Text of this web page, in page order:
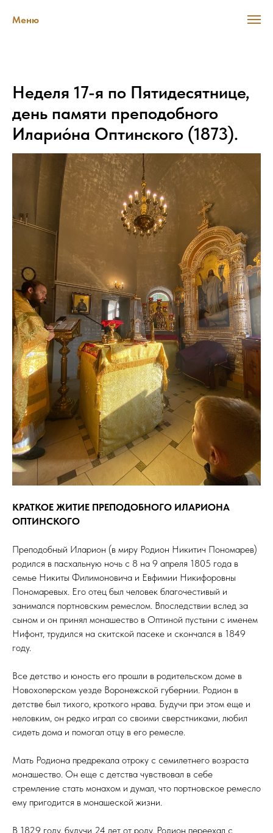
Меню
Неделя 17-я по Пятидесятнице,
день памяти преподобного
Иларио́на Оптинского (1873).
КРАТКОЕ ЖИТИЕ ПРЕПОДОБНОГО ИЛАРИОНА
ОПТИНСКОГО
Преподобный Иларион (в миру Родион Никитич Пономарев)
родился в пасхальную ночь с 8 на 9 апреля 1805 года в
семье Никиты Филимоновича и Евфимии Никифоровны
Пономаревых. Его отец был человек благочестивый и
занимался портновским ремеслом. Впоследствии вслед за
сыном и он принял монашество в Оптиной пустыни с именем
Нифонт, трудился на скитской пасеке и скончался в 1849
году.
Все детство и юность его прошли в родительском доме в
Новохоперском уезде Воронежской губернии. Родион в
детстве был тихого, кроткого нрава. Будучи при этом еще и
неловким, он редко играл со своими сверстниками, любил
сидеть дома и помогал отцу в его ремесле.
Мать Родиона предрекала отроку с семилетнего возраста
монашество. Он еще с детства чувствовал в себе
стремление стать монахом и думал, что портновское ремесло
ему пригодится в монашеской жизни.
В 1829 году, будучи 24 лет от роду, Родион переехал с